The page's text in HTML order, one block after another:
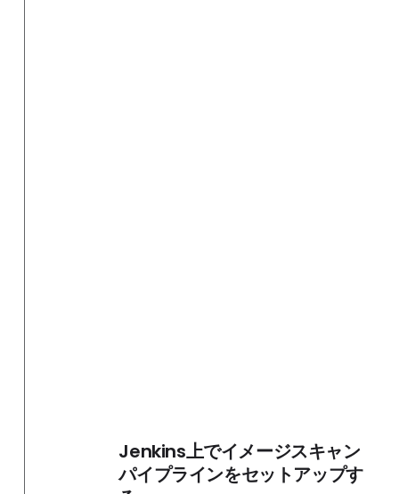
Jenkins上でイメージスキャン
パイプラインをセットアップす